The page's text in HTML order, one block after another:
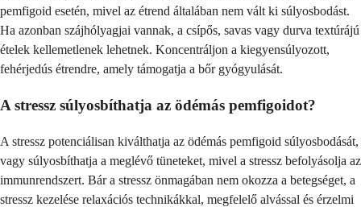
pemfigoid esetén, mivel az étrend általában nem vált ki súlyosbodást.
Ha azonban szájhólyagjai vannak, a csípős, savas vagy durva textúrájú
ételek kellemetlenek lehetnek. Koncentráljon a kiegyensúlyozott,
fehérjedús étrendre, amely támogatja a bőr gyógyulását.
A stressz súlyosbíthatja az ödémás pemfigoidot?
A stressz potenciálisan kiválthatja az ödémás pemfigoid súlyosbodását,
vagy súlyosbíthatja a meglévő tüneteket, mivel a stressz befolyásolja az
immunrendszert. Bár a stressz önmagában nem okozza a betegséget, a
stressz kezelése relaxációs technikákkal, megfelelő alvással és érzelmi